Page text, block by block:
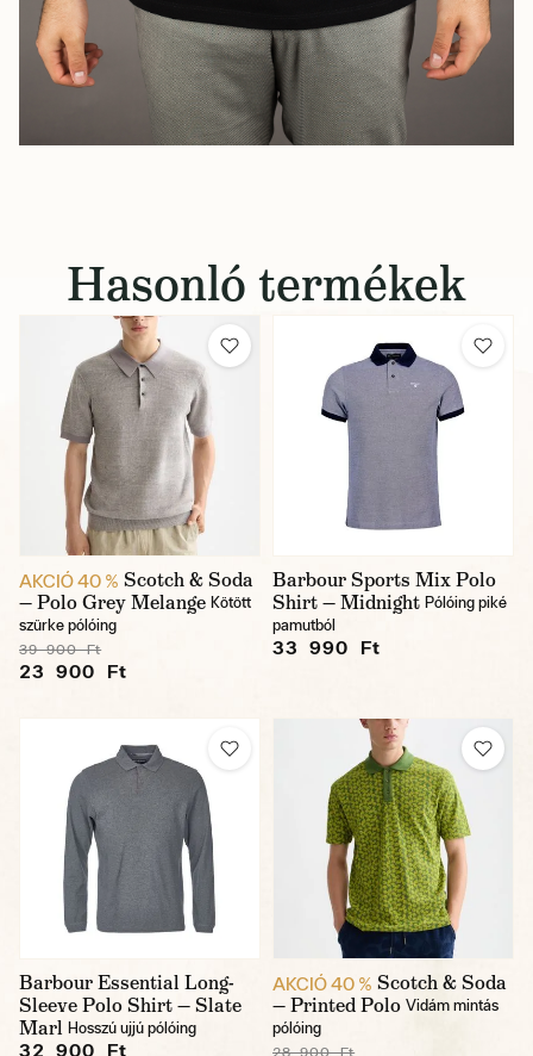
Hasonló termékek
AKCIÓ 40 % Scotch & Soda
— Polo Grey Melange Kötött
szürke pólóing
39 900 Ft
23 900 Ft
Barbour Sports Mix Polo
Shirt — Midnight Pólóing piké
pamutból
33 990 Ft
Barbour Essential Long-
Sleeve Polo Shirt — Slate
Marl Hosszú ujjú pólóing
32 900 Ft
AKCIÓ 40 % Scotch & Soda
— Printed Polo Vidám mintás
pólóing
28 900 Ft